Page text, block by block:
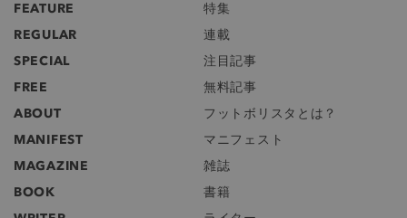
FEATURE
特集
REGULAR
連載
SPECIAL
注目記事
FREE
無料記事
ABOUT
フットボリスタとは？
MANIFEST
マニフェスト
MAGAZINE
雑誌
BOOK
書籍